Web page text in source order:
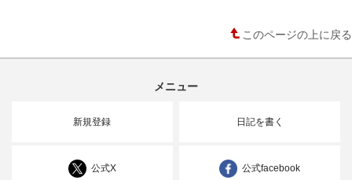
このページの上に戻る
メニュー
新規登録 日記を書く
公式X 公式facebook